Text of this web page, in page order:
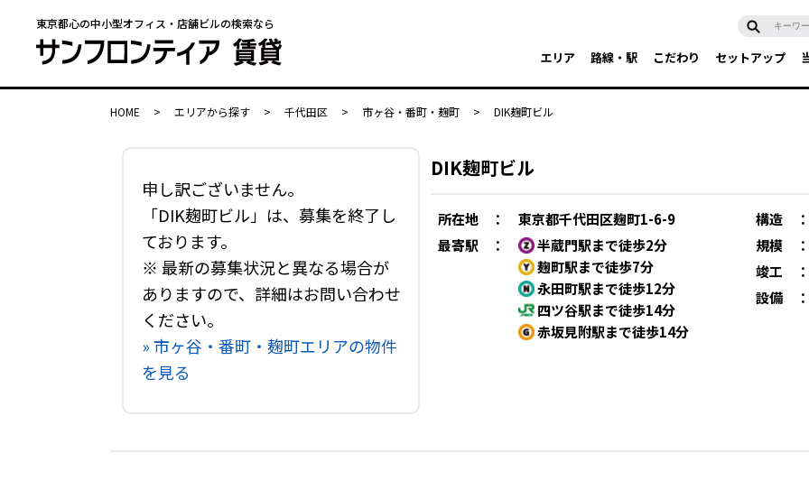
東京都心の中小型オフィス・店舗ビルの検索なら
エリア 路線・駅 こだわり セットアップ
HOME > エリアから探す > 千代田区 > 市ヶ谷・番町・麹町 > DIK麹町ビル
申し訳ございません。
「DIK麹町ビル」は、募集を終了し
ております。
※ 最新の募集状況と異なる場合が
ありますので、詳細はお問い合わせ
ください。
» 市ヶ谷・番町・麹町エリアの物件
を見る
DIK麹町ビル
所在地 ：
東京都千代田区麹町1-6-9
最寄駅
：
半蔵門駅まで徒歩2分
麹町駅まで徒歩7分
永田町駅まで徒歩12分
四ツ谷駅まで徒歩14分
赤坂見附駅まで徒歩14分
構造 ：
規模
：
竣工
：
設備
：